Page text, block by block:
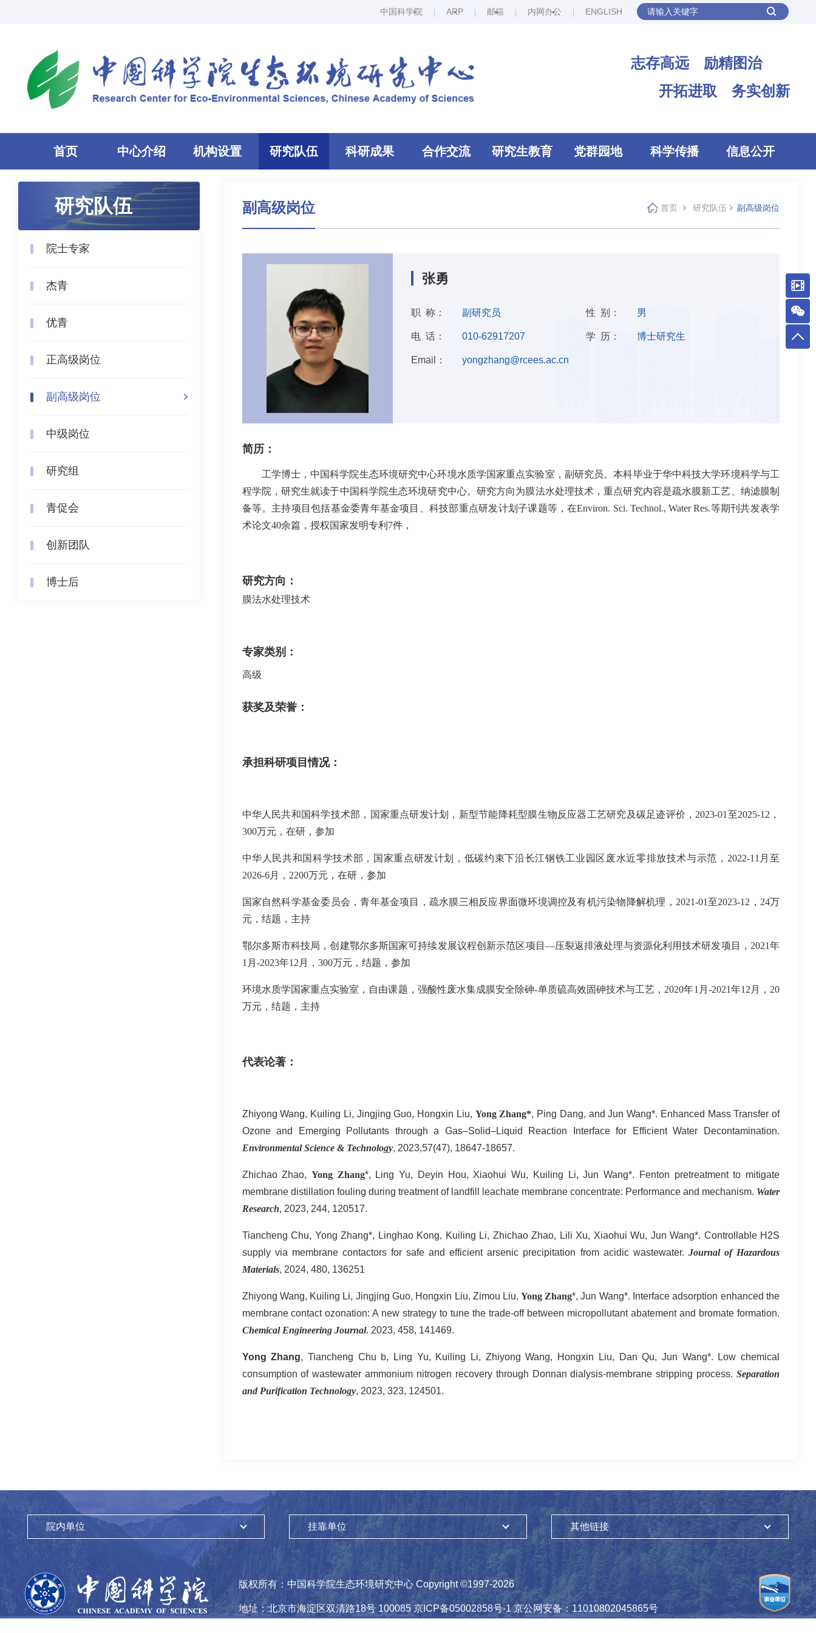
中国科学院 ARP 邮箱 内网办公 ENGLISH
志存高远 励精图治
开拓进取 务实创新
首页 中心介绍 机构设置 研究队伍 科研成果 合作交流 研究生教育 党群园地 科学传播 信息公开
研究队伍
院士专家
杰青
优青
正高级岗位
副高级岗位
中级岗位
研究组
青促会
创新团队
博士后
副高级岗位 首页 研究队伍 副高级岗位
张勇
职 称： 副研究员 性 别： 男
电 话： 010-62917207 学 历： 博士研究生
Email： yongzhang@rcees.ac.cn
简历：
工学博士，中国科学院生态环境研究中心环境水质学国家重点实验室，副研究员。本科毕业于华中科技大学环境科学与工
程学院，研究生就读于中国科学院生态环境研究中心。研究方向为膜法水处理技术，重点研究内容是疏水膜新工艺、纳滤膜制
备等。主持项目包括基金委青年基金项目、科技部重点研发计划子课题等，在Environ. Sci. Technol., Water Res.等期刊共发表学
术论文40余篇，授权国家发明专利 7件，
研究方向：
膜法水处理技术
专家类别：
高级
获奖及荣誉：
承担科研项目情况：
中华人民共和国科学技术部，国家重点研发计划，新型节能降耗型膜生物反应器工艺研究及碳足迹评价， 2023-01 至2025-12 ，
300万元，在研，参加
中华人民共和国科学技术部，国家重点研发计划，低碳约束下沿长江钢铁工业园区废水近零排放技术与示范， 2022-11 月至
2026-6月， 2200万元，在研，参加
国家自然科学基金委员会，青年基金项目，疏水膜三相反应界面微环境调控及有机污染物降解机理， 2021-01至2023-12 ， 24万
元，结题，主持
鄂尔多斯市科技局，创建鄂尔多斯国家可持续发展议程创新示范区项目—压裂返排液处理与资源化利用技术研发项目， 2021年
1 月 -2023年12 月， 300万元，结题，参加
环境水质学国家重点实验室，自由课题，强酸性废水集成膜安全除砷-单质硫高效固砷技术与工艺， 2020年1 月 -2021年12 月， 20
万元，结题，主持
代表论著：
Zhiyong Wang, Kuiling Li, Jingjing Guo, Hongxin Liu, Yong Zhang*, Ping Dang, and Jun Wang*. Enhanced Mass Transfer of
Ozone and Emerging Pollutants through a Gas–Solid–Liquid Reaction Interface for Efficient Water Decontamination.
Environmental Science & Technology, 2023,57(47), 18647-18657.
Zhichao Zhao, Yong Zhang*, Ling Yu, Deyin Hou, Xiaohui Wu, Kuiling Li, Jun Wang*. Fenton pretreatment to mitigate
membrane distillation fouling during treatment of landfill leachate membrane concentrate: Performance and mechanism. Water
Research, 2023, 244, 120517.
Tiancheng Chu, Yong Zhang*, Linghao Kong, Kuiling Li, Zhichao Zhao, Lili Xu, Xiaohui Wu, Jun Wang*. Controllable H2S
supply via membrane contactors for safe and efficient arsenic precipitation from acidic wastewater. Journal of Hazardous
Materials, 2024, 480, 136251
Zhiyong Wang, Kuiling Li, Jingjing Guo, Hongxin Liu, Zimou Liu, Yong Zhang*, Jun Wang*. Interface adsorption enhanced the
membrane contact ozonation: A new strategy to tune the trade-off between micropollutant abatement and bromate formation.
Chemical Engineering Journal. 2023, 458, 141469.
Yong Zhang, Tiancheng Chu b, Ling Yu, Kuiling Li, Zhiyong Wang, Hongxin Liu, Dan Qu, Jun Wang*. Low chemical
consumption of wastewater ammonium nitrogen recovery through Donnan dialysis-membrane stripping process. Separation
and Purification Technology, 2023, 323, 124501.
院内单位 挂靠单位 其他链接
版权所有： 中国科学院生态环境研究中心 Copyright ©1997-2026
地址：北京市海淀区双清路18号 100085 京ICP备05002858号-1 京公网安备：11010802045865号